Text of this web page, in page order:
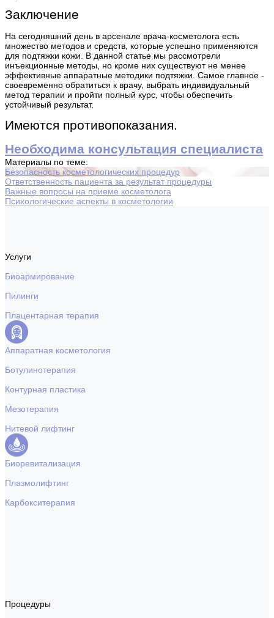
Заключение
На сегодняшний день в арсенале врача-косметолога есть
множество методов и средств, которые успешно применяются
для подтяжки кожи. В данной статье мы рассмотрели
инъекционные методы, но кроме них существуют не менее
эффективные аппаратные методики подтяжки. Самое главное -
своевременно обратиться к врачу, выбрать индивидуальный
метод терапии и пройти полный курс, чтобы обеспечить
устойчивый результат.
Имеются противопоказания.
Необходима консультация специалиста
Материалы по теме:
Безопасность косметологических процедур
Ответственность пациента за результат процедуры
Важные вопросы на приеме косметолога
Психологические аспекты в косметологии
Услуги
Биоармирование
Пилинги
Плацентарная терапия
Аппаратная косметология
Ботулинотерапия
Контурная пластика
Мезотерапия
Нитевой лифтинг
Биоревитализация
Плазмолифтинг
Карбокситерапия
Процедуры